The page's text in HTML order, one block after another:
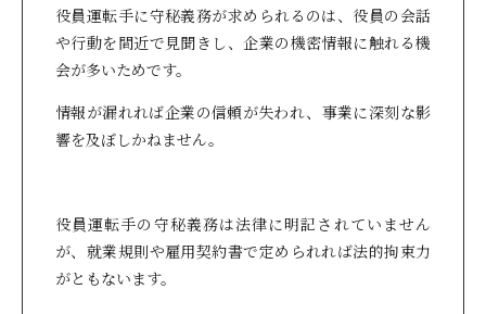
役員運転手に守秘義務が求められるのは、役員の会話
や行動を間近で見聞きし、企業の機密情報に触れる機
会が多いためです。
情報が漏れれば企業の信頼が失われ、事業に深刻な影
響を及ぼしかねません。
役員運転手の守秘義務は法律に明記されていません
が、就業規則や雇用契約書で定められれば法的拘束力
がともないます。